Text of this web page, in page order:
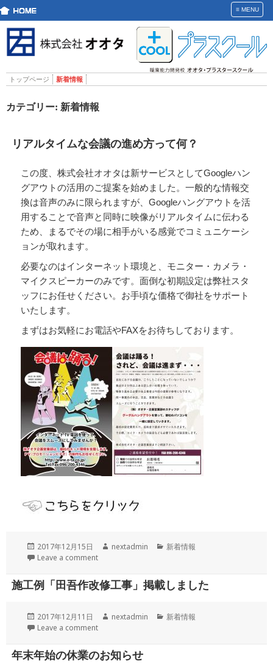
≡MENU
トップページ 新着情報
カテゴリー: 新着情報
リアルタイムな会議の進め方って何？
この度、株式会社オオタは新サービスとしてGoogleハン
グアウトの活用のご提案を始めました。一般的な情報交
換は音声のみに限られますが、Googleハングアウトを活
用することで音声と同時に映像がリアルタイムに伝わる
ため、まるでその場に相手がいる感覚でコミュニケーシ
ョンが取れます。
必要なのはインターネット環境と、モニター・カメラ・
マイクスピーカーのみです。面倒な初期設定は弊社スタ
ッフにお任せください。お手頃な価格で御社をサポート
いたします。
まずはお気軽にお電話やFAXをお待ちしております。
投
稿
2017年12月15日
作
nextadmin
カ
リ
ー
新着情報
Leave a comment
施工例「田吾作改修工事」掲載しました
投
稿
2017年12月11日
作
nextadmin
カ
新着情報
Leave a comment
年末年始の休業のお知らせ